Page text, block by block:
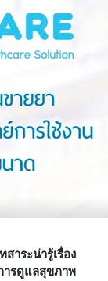
าระน่ารู้เรื่อง
ารดูแลสุขภาพ